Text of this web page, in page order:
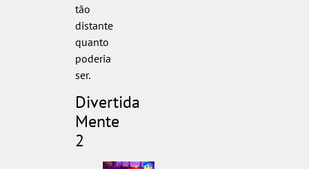
tão
distante
quanto
poderia
ser.
Divertida
Mente
2